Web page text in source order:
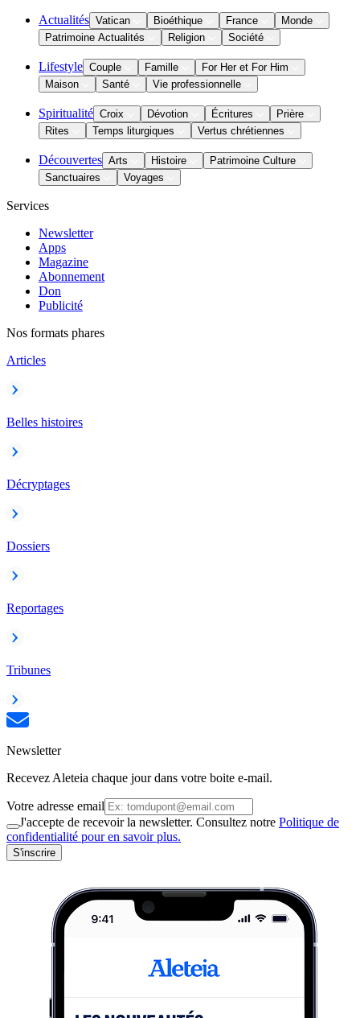
Actualités Vatican Bioéthique France
Monde
Patrimoine Actualités
Religion Société
Lifestyle Couple Famille
For Her et For Him
Maison
Santé Vie professionnelle
Spiritualité Croix Dévotion Écritures
Prière
Rites
Temps liturgiques Vertus chrétiennes
Découvertes Arts Histoire
Patrimoine Culture
Sanctuaires
Voyages
Services
Newsletter
Apps
Magazine
Abonnement
Don
Publicité
Nos formats phares
Articles
Belles histoires
Décryptages
Dossiers
Reportages
Tribunes
Newsletter
Recevez Aleteia chaque jour dans votre boite e-mail.
Votre adresse email
J'accepte de recevoir la newsletter. Consultez notre Politique de
confidentialité pour en savoir plus.
S'inscrire